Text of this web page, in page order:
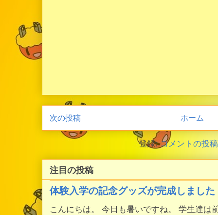
次の投稿 ホーム
登録:コメントの投
注目の投稿
体験入学の記念グッズが完成しました
こんにちは。 今日も暑いですね。 学生達は